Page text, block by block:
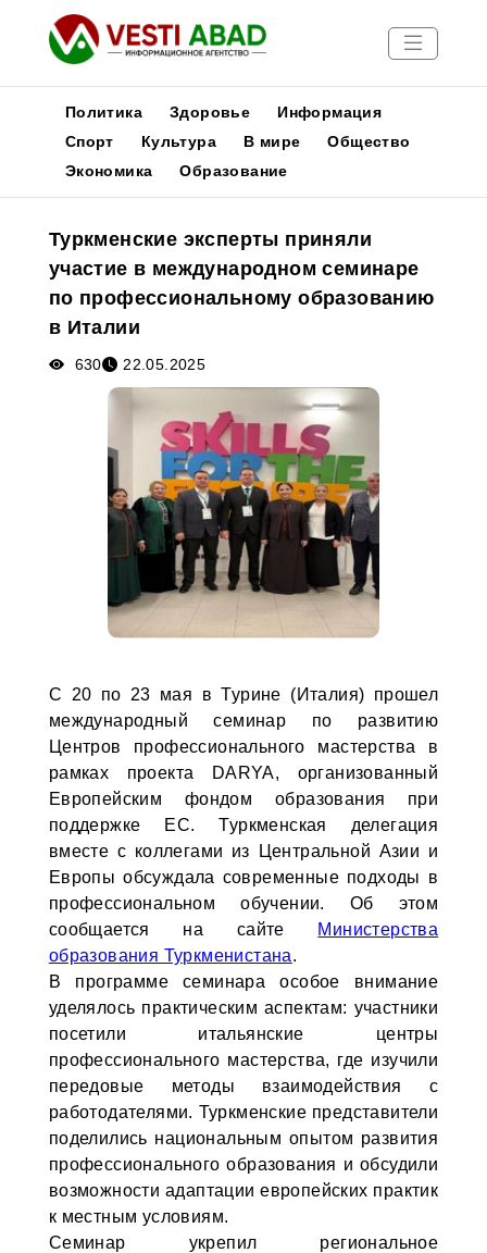
Новости
Медиа
Афиша
Политика Здоровье
Информация
Спорт
Культура В мире
Общество
Экономика
Образование
Туркменские эксперты приняли
участие в международном семинаре
по профессиональному образованию
в Италии
630 22.05.2025
С 20 по 23 мая в Турине (Италия) прошел
международный семинар по развитию
Центров профессионального мастерства в
рамках проекта DARYA, организованный
Европейским фондом образования при
поддержке ЕС. Туркменская делегация
вместе с коллегами из Центральной Азии и
Европы обсуждала современные подходы в
профессиональном обучении. Об этом
сообщается на сайте Министерства
образования Туркменистана.
В программе семинара особое внимание
уделялось практическим аспектам: участники
посетили итальянские центры
профессионального мастерства, где изучили
передовые методы взаимодействия с
работодателями. Туркменские представители
поделились национальным опытом развития
профессионального образования и обсудили
возможности адаптации европейских практик
к местным условиям.
Семинар укрепил региональное